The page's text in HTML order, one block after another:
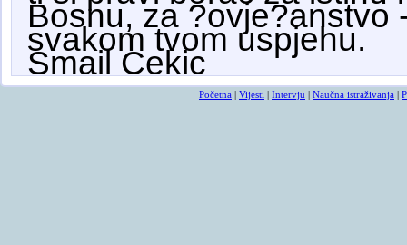
Bosnu, za ?ovje?anstvo
svakom tvom uspjehu.
Smail Cekic
Početna | Vijesti | Intervju | Naučna istraživanja |